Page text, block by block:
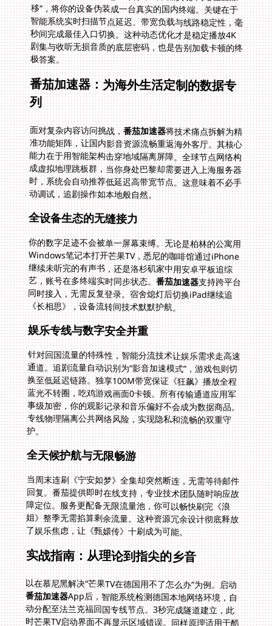
极答案。
番茄加速器：为海外生活定制的数据专
列
面对复杂内容访问挑战，番茄加速器将技术痛点拆解为精
准功能矩阵，让国内影音资源流畅重返海外客厅。其核心
能力在于用智能架构击穿地域隔离屏障。全球节点网络构
成虚拟地理跳板群，当你身处巴黎却需要进入上海服务器
时，系统会自动推荐低延迟高带宽节点。这意味着不必手
动调试，追剧操作如本地般自然。
全设备生态的无缝接力
你的数字足迹不会被单一屏幕束缚。无论是柏林的公寓用
Windows笔记本打开芒果TV，悉尼的咖啡馆通过iPhone
继续未听完的有声书，还是洛杉矶家中用安卓平板追综
艺，账号在多终端实时同步状态。番茄加速器支持跨平台
同时接入，无需反复登录。宿舍熄灯后切换iPad继续追
《长相思》，设备流转间技术默默护航。
娱乐专线与数字安全并重
针对回国流量的特殊性，智能分流技术让娱乐需求走高速
通道。追剧流量自动识别为“影音加速模式”，游戏包则切
换至低延迟链路。独享100M带宽保证《狂飙》播放全程
蓝光不转圈，吃鸡游戏画面0卡顿。所有传输通道应用军
事级加密，你的观影记录和音乐偏好不会成为数据商品。
专线物理隔离公共网络风险，实现隐私和流畅的双重守
护。
全天候护航与无限畅游
当周末连刷《宁安如梦》全集却突然断连，无需等待邮件
回复。番茄提供即时在线支持，专业技术团队随时响应故
障定位。服务更配备无限流量池，你可以畅快刷完《浪
姐》整季无需掐算剩余流量。这种资源冗余设计彻底释放
了娱乐焦虑，让《甄嬛传》十刷成为可能。
实战指南：从理论到指尖的乡音
以在慕尼黑解决“芒果TV在德国用不了怎么办”为例。启动
番茄加速器App后，智能系统检测德国本地网络环境，自
动分配至法兰克福回国专线节点。3秒完成隧道建立，此
时芒果TV启动界面不再显示区域错误。同样原理适用于酷
我音乐的曲库访问——“酷我音乐在国外怎么听”的问题转
化为简单操作：打开加速器选择“音乐优化线路”，平台立
即显示完整华语歌单。周深的《光亮》无损音质流淌而